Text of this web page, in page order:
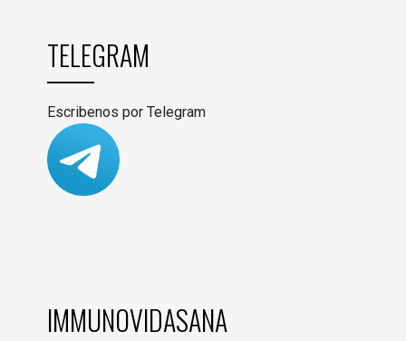
TELEGRAM
Escribenos por Telegram
IMMUNOVIDASANA